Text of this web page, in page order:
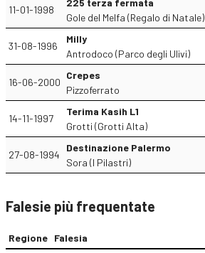
11-01-1998
225 terza fermata
Gole del Melfa (Regalo di Natale)
31-08-1996
Milly
Antrodoco (Parco degli Ulivi)
16-06-2000
Crepes
Pizzoferrato
14-11-1997
Terima Kasih L1
Grotti (Grotti Alta)
27-08-1994
Destinazione Palermo
Sora (I Pilastri)
Falesie più frequentate
Regione Falesia